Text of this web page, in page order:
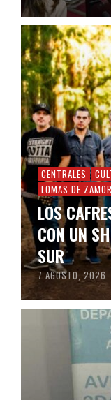
CENTRALES
LOMAS DE
LOS
CON UN
SUR
7 AGOSTO, 2026